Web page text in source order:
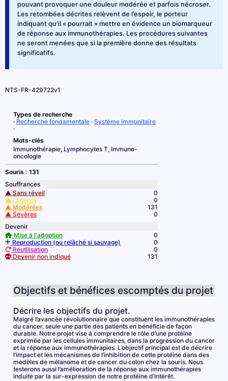
pouvant provoquer une douleur modérée et parfois nécroser.
Les retombées décrites relèvent de l’espoir, le porteur
indiquant qu’il « pourrait » mettre en évidence un biomarqueur
de réponse aux immunothérapies. Les procédures suivantes
ne seront menées que si la première donne des résultats
significatifs.
NTS-FR-429722v1
Types de recherche
· Recherche fondamentale · Système immunitaire
·
Mots-clés
Immunothérapie, Lymphocytes T, Immuno-
oncologie
Souris : 131
Souffrances
▲ Sans réveil
0
▲ Légères
0
▲ Modérées
131
▲ Sévères
0
Devenir
Mise à l'adoption
0
Reproduction (ou relâché si sauvage)
0
Réutilisation
0
Devenir non indiqué
131
Objectifs et bénéfices escomptés du projet
Décrire les objectifs du projet.
Malgré l’avancée révolutionnaire que constituent les immunothérapies
du cancer, seule une partie des patients en bénéficie de façon
durable. Notre projet vise à comprendre le rôle d’une protéine
exprimée par les cellules immunitaires, dans la progression du cancer
et la réponse aux immunothérapies. L’objectif principal est de décrire
l’impact et les mécanismes de l’inhibition de cette protéine dans des
modèles de mélanome et de cancer du colon chez la souris. Nous
testerons aussi l’amélioration de la réponse aux immunothérapies
induite par la sur-expression de notre protéine d’intérêt.